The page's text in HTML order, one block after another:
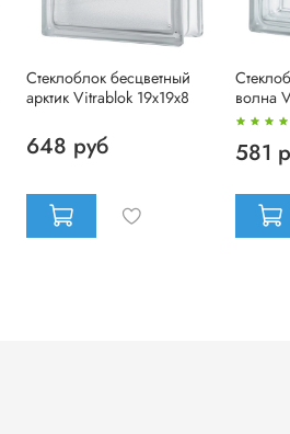
Стеклоблок бесцветный
арктик Vitrablok 19х19х8
648 руб
волна
581